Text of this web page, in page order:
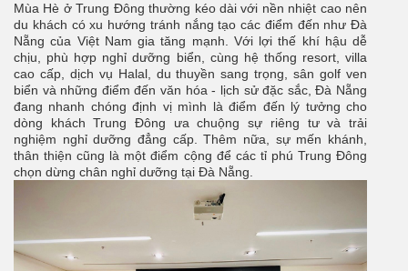
Mùa Hè ở Trung Đông thường kéo dài với nền nhiệt cao nên
du khách có xu hướng tránh nắng tạo các điểm đến như Đà
Nẵng của Việt Nam gia tăng mạnh. Với lợi thế khí hậu dễ
chịu, phù hợp nghỉ dưỡng biển, cùng hệ thống resort, villa
cao cấp, dịch vụ Halal, du thuyền sang trọng, sân golf ven
biển và những điểm đến văn hóa - lịch sử đặc sắc, Đà Nẵng
đang nhanh chóng định vị mình là điểm đến lý tưởng cho
dòng khách Trung Đông ưa chuộng sự riêng tư và trải
nghiệm nghỉ dưỡng đẳng cấp. Thêm nữa, sự mến khánh,
thân thiện cũng là một điểm cộng để các tỉ phú Trung Đông
chọn dừng chân nghỉ dưỡng tại Đà Nẵng.